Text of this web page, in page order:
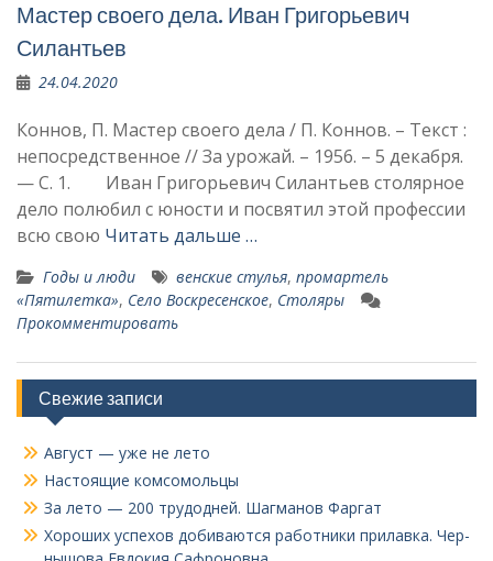
Мастер своего дела. Иван Григорьевич
Силанть­ев
24.04.2020
Коннов, П. Мастер своего дела / П. Коннов. – Текст :
непосредственное // За урожай. – 1956. – 5 декабря.
— С. 1. Иван Григорьевич Силанть­ев столярное
дело полюбил с юности и посвятил этой про­фессии
всю свою Читать дальше …
Годы и люди венские стулья, промартель
«Пятилетка», Село Воскресенское, Столяры
Прокомментировать
Свежие записи
Август — уже не лето
Настоящие комсомольцы
За лето — 200 трудодней. Шагманов Фаргат
Хороших успехов добиваются работники прилавка. Чер­